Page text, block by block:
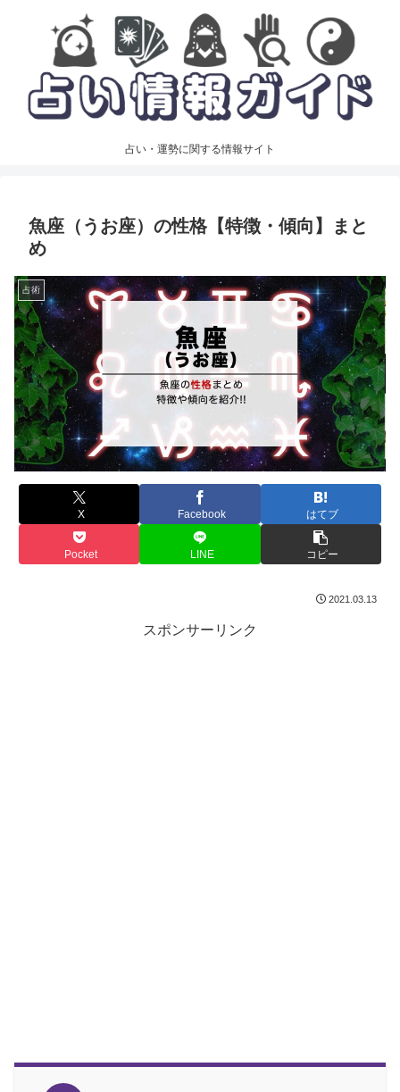
占い・運勢に関する情報サイト
魚座（うお座）の性格【特徴・傾向】まと
め
占術
X Facebook はてブ
Pocket LINE コピー
2021.03.13
スポンサーリンク